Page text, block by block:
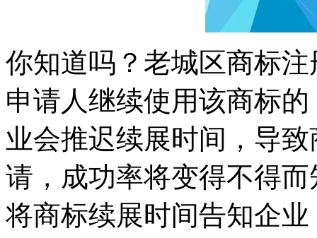
你知道吗？老城区商标
申请人继续使用该商标
业会推迟续展时间，导
请，成功率将变得不得
将商标续展时间告知企